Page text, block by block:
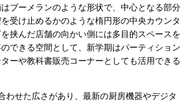
ブーメランのような形状で、中心となる部分
受け止めるかのような楕円形の中央カウンタ
挟んだ店舗の向かい側には多目的スペースを
できる空間として、新学期はパーティション
ーや教科書販売コーナーとしても活用できる
わせた広さがあり、最新の厨房機器やデジタ